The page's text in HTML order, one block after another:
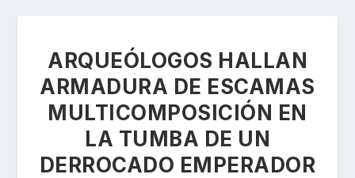
ARQUEÓLOGOS HALLAN
ARMADURA DE ESCAMAS
MULTICOMPOSICIÓN EN
LA TUMBA DE UN
DERROCADO EMPERADOR